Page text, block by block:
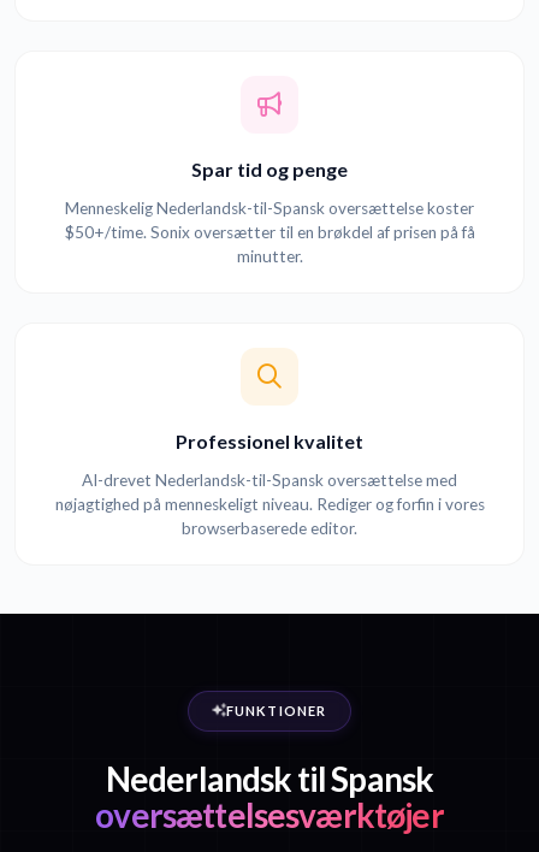
Spar tid og penge
Menneskelig Nederlandsk-til-Spansk oversættelse koster
$50+/time. Sonix oversætter til en brøkdel af prisen på få
minutter.
Professionel kvalitet
AI-drevet Nederlandsk-til-Spansk oversættelse med
nøjagtighed på menneskeligt niveau. Rediger og forfin i vores
browserbaserede editor.
FUNKTIONER
Nederlandsk til Spansk
oversættelsesværktøjer